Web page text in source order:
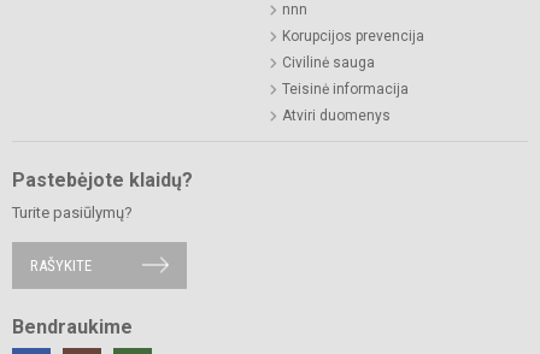
nnn
Korupcijos prevencija
Civilinė sauga
Teisinė informacija
Atviri duomenys
Pastebėjote klaidų?
Turite pasiūlymų?
RAŠYKITE
Bendraukime